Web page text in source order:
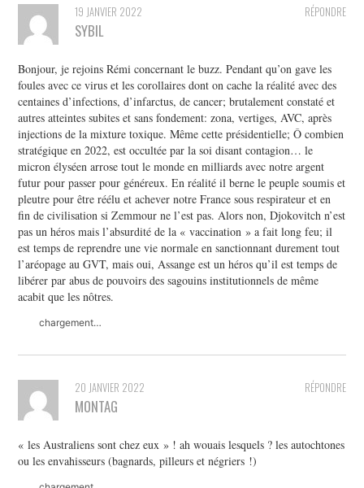
RÉPONDRE
19 JANVIER 2022
SYBIL
Bonjour, je rejoins Rémi concernant le buzz. Pendant qu’on gave les
foules avec ce virus et les corollaires dont on cache la réalité avec des
centaines d’infections, d’infarctus, de cancer; brutalement constaté et
autres atteintes subites et sans fondement: zona, vertiges, AVC, après
injections de la mixture toxique. Même cette présidentielle; Ô combien
stratégique en 2022, est occultée par la soi disant contagion… le
micron élyséen arrose tout le monde en milliards avec notre argent
futur pour passer pour généreux. En réalité il berne le peuple soumis et
pleutre pour être réélu et achever notre France sous respirateur et en
fin de civilisation si Zemmour ne l’est pas. Alors non, Djokovitch n’est
pas un héros mais l’absurdité de la « vaccination » a fait long feu; il
est temps de reprendre une vie normale en sanctionnant durement tout
l’aréopage au GVT, mais oui, Assange est un héros qu’il est temps de
libérer par abus de pouvoirs des sagouins institutionnels de même
acabit que les nôtres.
chargement…
RÉPONDRE
20 JANVIER 2022
MONTAG
« les Australiens sont chez eux » ! ah wouais lesquels ? les autochtones
ou les envahisseurs (bagnards, pilleurs et négriers !)